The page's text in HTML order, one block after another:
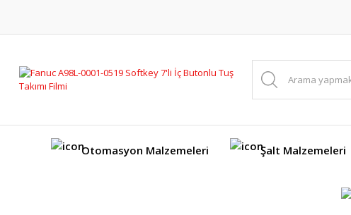
Otomasyon Malzemeleri Şalt Malzemeleri